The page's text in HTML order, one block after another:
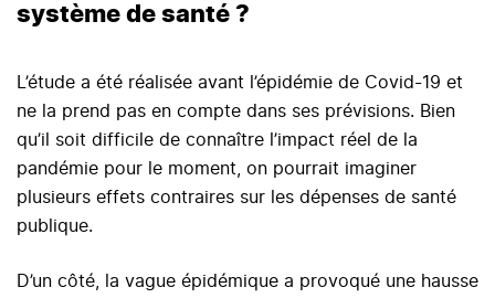
système de santé ?
L’étude a été réalisée avant l’épidémie de Covid-19 et
ne la prend pas en compte dans ses prévisions. Bien
qu’il soit difficile de connaître l’impact réel de la
pandémie pour le moment, on pourrait imaginer
plusieurs effets contraires sur les dépenses de santé
publique.
D’un côté, la vague épidémique a provoqué une hausse